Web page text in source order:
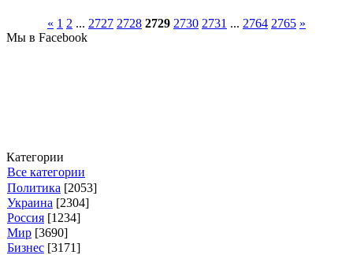
Читать далее
« 1 2 ... 2727 2728 2729 2730 2731 ... 2764 2765 »
Мы в Facebook
Категории
Все категории
Политика [2053]
Украина [2304]
Россия [1234]
Мир [3690]
Бизнес [3171]